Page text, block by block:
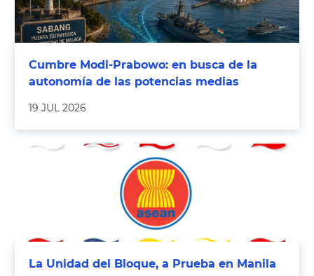
Cumbre Modi-Prabowo: en busca de la
autonomía de las potencias medias
19 JUL 2026
La Unidad del Bloque, a Prueba en Manila